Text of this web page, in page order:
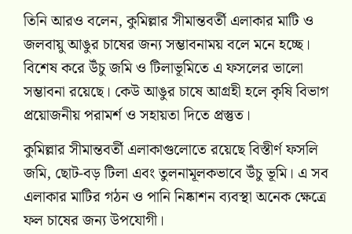
তিনি আরও বলেন, কুমিল্লার সীমান্তবর্তী এলাকার মাটি ও
জলবায়ু আঙুর চাষের জন্য সম্ভাবনাময় বলে মনে হচ্ছে।
বিশেষ করে উঁচু জমি ও টিলাভূমিতে এ ফসলের ভালো
সম্ভাবনা রয়েছে। কেউ আঙুর চাষে আগ্রহী হলে কৃষি বিভাগ
প্রয়োজনীয় পরামর্শ ও সহায়তা দিতে প্রস্তুত।
কুমিল্লার সীমান্তবর্তী এলাকাগুলোতে রয়েছে বিস্তীর্ণ ফসলি
জমি, ছোট-বড় টিলা এবং তুলনামূলকভাবে উঁচু ভূমি। এ সব
এলাকার মাটির গঠন ও পানি নিষ্কাশন ব্যবস্থা অনেক ক্ষেত্রে
ফল চাষের জন্য উপযোগী।